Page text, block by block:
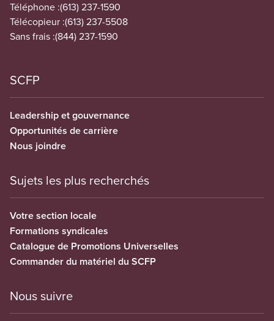
Téléphone :(613) 237-1590
Télécopieur :(613) 237-5508
Sans frais :(844) 237-1590
SCFP
Leadership et gouvernance
Opportunités de carrière
Nous joindre
Sujets les plus recherchés
Votre section locale
Formations syndicales
Catalogue de Promotions Universelles
Commander du matériel du SCFP
Nous suivre